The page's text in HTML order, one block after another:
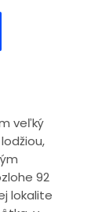
veľký
92
lokalite